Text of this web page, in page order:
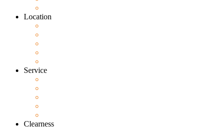
Location
Service
Clearness